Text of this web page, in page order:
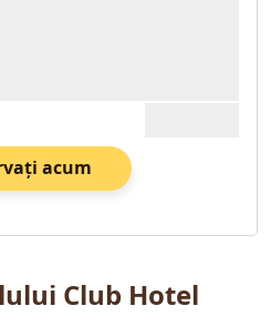
acum
Club Hotel